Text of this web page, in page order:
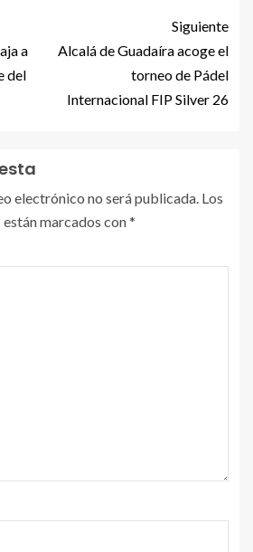
a
del
Siguiente
Alcalá de Guadaíra acoge el
torneo de Pádel
Internacional FIP Silver 26
electrónico no será publicada. Los
marcados con*